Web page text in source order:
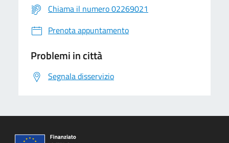
Chiama il numero 02269021
Prenota appuntamento
Problemi in città
Segnala disservizio